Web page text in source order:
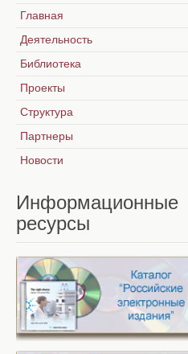
Главная
Деятельность
Библиотека
Проекты
Структура
Партнеры
Новости
Информационные
ресурсы